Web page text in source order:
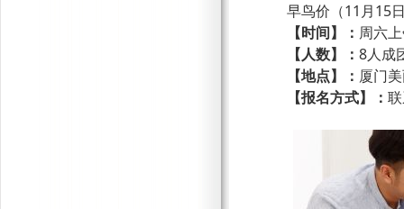
早鸟价（11月15
【时间】： 周六
【人数】： 8人成
【地点】： 厦门
【报名方式】：